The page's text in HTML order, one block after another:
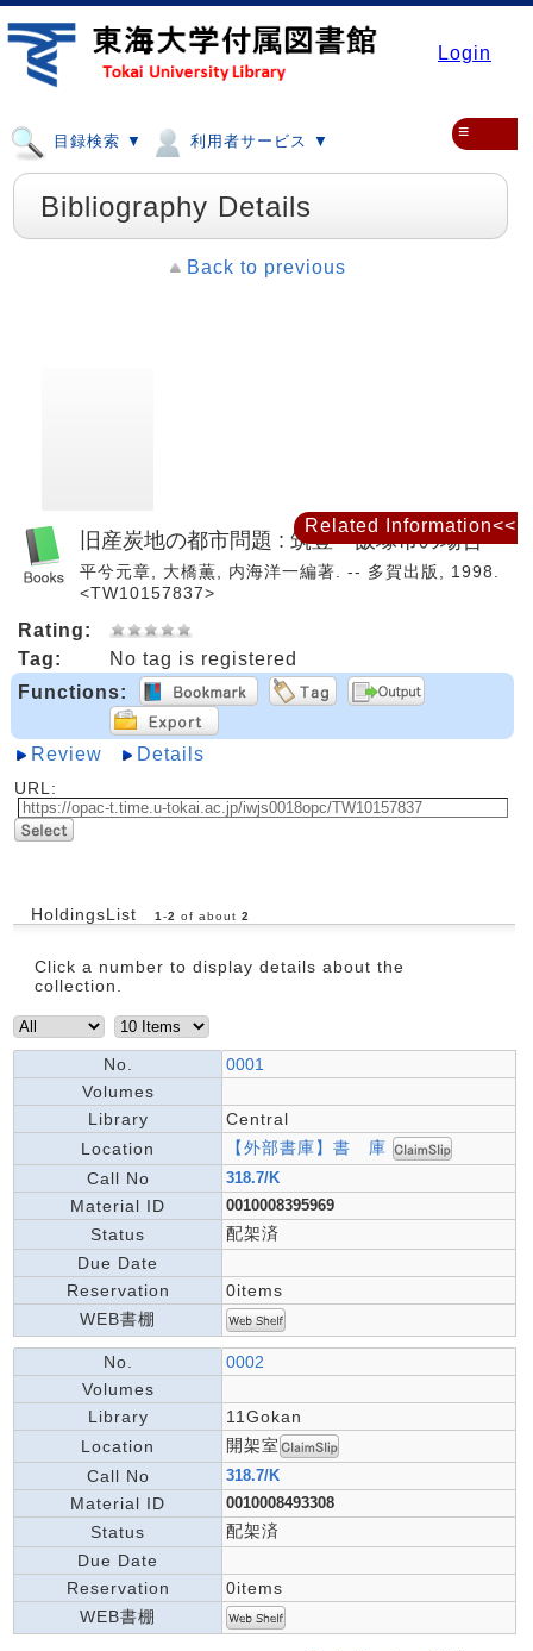
Login
目録検索 ▼ 利用者サービス ▼ ≡
Bibliography Details
Back to previous
旧産炭地の都市問題 : 筑豊・飯塚市の場合
平兮元章, 大橋薫, 内海洋一編著. -- 多賀出版, 1998.
<TW10157837>
Rating:
Tag:
No tag is registered
Functions:
Review Details
URL:
HoldingsList 1 -2 of about 2
Click a number to display details about the
collection.
No.
0001
Volumes
Library
Central
Location
【外部書庫】書 庫
Call No
318.7/K
Material ID 0010008395969
Status
配架済
Due Date
Reservation
0items
WEB書棚
No.
0002
Volumes
Library
11Gokan
Location
開架室
Call No
318.7/K
Material ID 0010008493308
Status
配架済
Due Date
Reservation
0items
WEB書棚
Related Information<<